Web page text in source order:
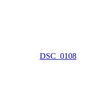
DSC_0108